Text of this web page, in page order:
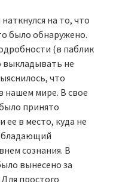
на то, что
было обнаружено.
(в паблик
не
что
нашем мире. В свое
принято
в место, куда не
сознания. В
вынесено за
простого